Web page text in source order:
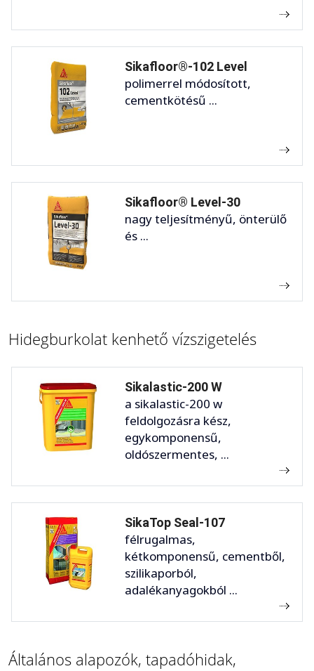
Sikafloor®-102 Level
polimerrel módosított,
cementkötésű ...
Sikafloor® Level-30
nagy teljesítményű, önterülő
és ...
Hidegburkolat kenhető vízszigetelés
Sikalastic-200 W
a sikalastic-200 w
feldolgozásra kész,
egykomponensű,
oldószermentes, ...
SikaTop Seal-107
félrugalmas,
kétkomponensű, cementből,
szilikaporból,
adalékanyagokból ...
Általános alapozók, tapadóhidak,